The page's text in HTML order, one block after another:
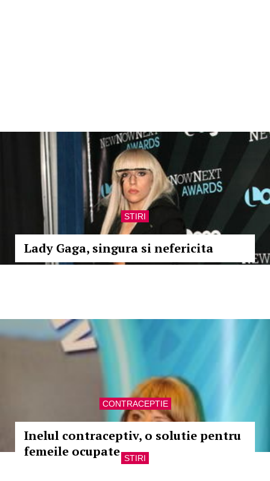
STIRI
Lady Gaga, singura si nefericita
CONTRACEPTIE
Inelul contraceptiv, o solutie pentru
femeile ocupate STIRI